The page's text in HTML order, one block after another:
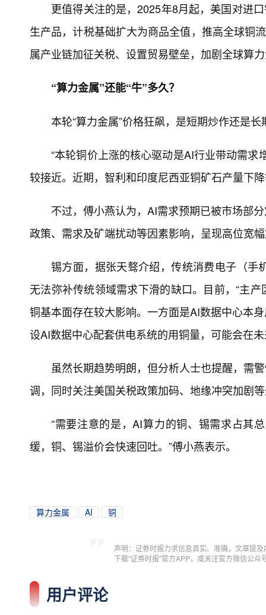
更值得关注的是，2025年8月起，美国对进
生产品，计税基础扩大为商品全值，推高全球铜
属产业链加征关税、设置贸易壁垒，加剧全球算
“算力金属”还能“牛”多久？
本轮“算力金属”价格狂飙，是短期炒作还是长
“本轮铜价上涨的核心驱动是AI行业带动需
较接近。近期，智利和印度尼西亚铜矿石产量下
不过，傅小燕认为，AI需求预期已被市场部
政策、需求及矿端扰动等因素影响，呈现高位宽
锡方面，据张天骜介绍，传统消费电子（
无法弥补传统领域需求下滑的缺口。目前，“主
铜基本面存在较大影响。一方面是AI数据中心本
设AI数据中心配套供电系统的用铜量，可能会在
虽然长期趋势明朗，但分析人士也提醒，需
调，同时关注美国关税政策加码、地缘冲突加剧
“需要注意的是，AI算力的铜、锡需求占其
缓，铜、锡溢价会快速回吐。”傅小燕表示。
算力金属 AI 铜
声明：证券时报力求信息真实、准确，文章提
下载"证券时报"官方APP，或关注官方微信公
用户评论